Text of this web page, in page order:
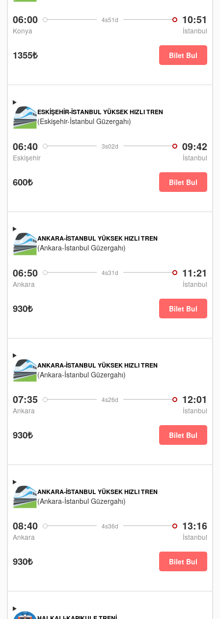
06:00 4s51d 10:51
Konya İstanbul
1355₺ Bilet Bul
06:40 3s02d 09:42
Eskişehir İstanbul
ESKIŞEHIR-İSTANBUL YÜKSEK HIZLI TREN
(Eskişehir-İstanbul Güzergahı)
600₺ Bilet Bul
06:50 4s31d 11:21
Ankara İstanbul
ANKARA-İSTANBUL YÜKSEK HIZLI TREN
(Ankara-İstanbul Güzergahı)
930₺ Bilet Bul
07:35 4s26d 12:01
Ankara İstanbul
ANKARA-İSTANBUL YÜKSEK HIZLI TREN
(Ankara-İstanbul Güzergahı)
930₺ Bilet Bul
08:40 4s36d 13:16
Ankara İstanbul
ANKARA-İSTANBUL YÜKSEK HIZLI TREN
(Ankara-İstanbul Güzergahı)
930₺ Bilet Bul